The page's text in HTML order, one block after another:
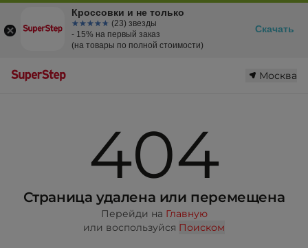
Москва
404
Страница удалена или перемещена
Перейди на Главную
или воспользуйся Поиском
Кроссовки и не только
☆☆☆☆☆
★★★★★ (23) звезды
- 15% на первый заказ
(на товары по полной стоимости)
Скачать